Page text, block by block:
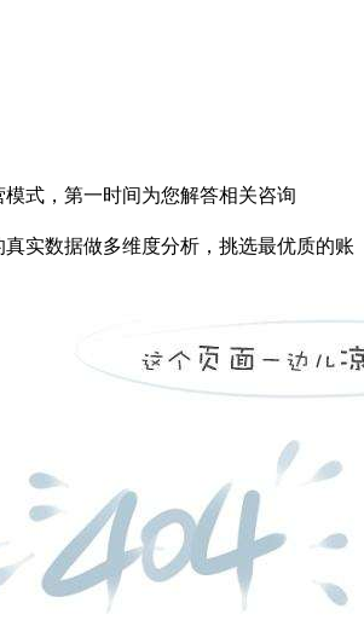
式，第一时间为您解答相关咨询
实数据做多维度分析，挑选最优质的账